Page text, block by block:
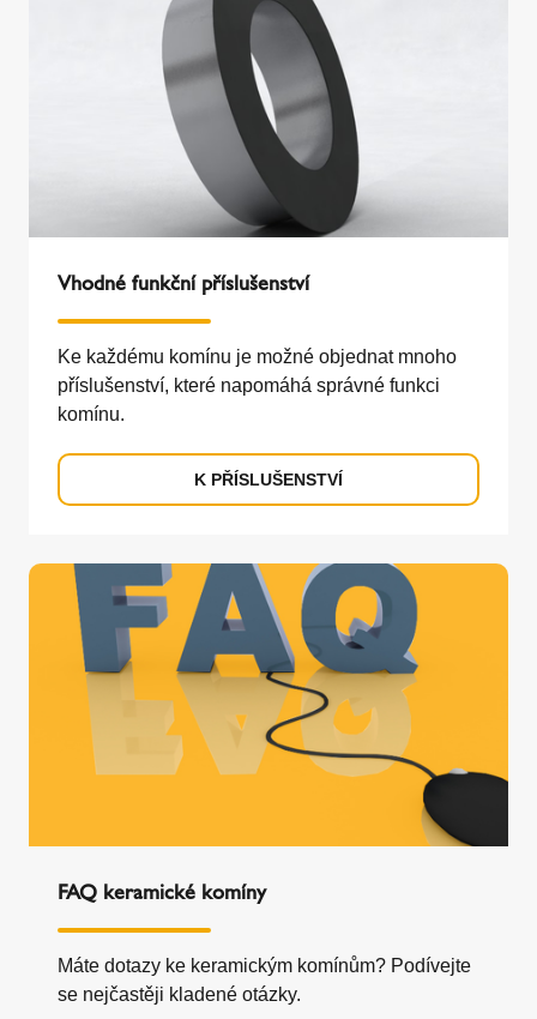
Vhodné funkční příslušenství
Ke každému komínu je možné objednat mnoho
příslušenství, které napomáhá správné funkci
komínu.
K PŘÍSLUŠENSTVÍ
FAQ keramické komíny
Máte dotazy ke keramickým komínům? Podívejte
se nejčastěji kladené otázky.